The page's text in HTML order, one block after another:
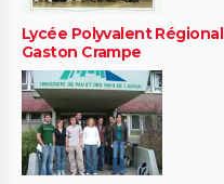
Lycée Polyvalent Régional
Gaston Crampe